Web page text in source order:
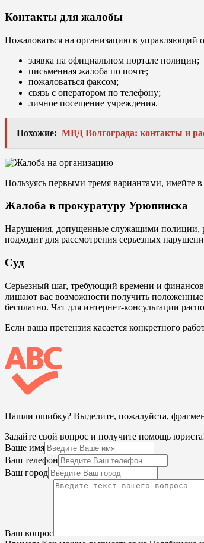
Контакты для жалобы
Пожаловаться на организацию в управляющий
заявка на официальном портале полиции;
письменная жалоба по почте;
пожаловаться факсом;
связь с оператором по телефону;
личное посещение учреждения.
Похожие: МВД Волгограда: контакты и
Пользуясь первыми тремя вариантами, имейте
Жалоба в прокуратуру Урюпинска
Нарушения, допущенные служащими полиции,
подходит для рассмотрения серьезных
Суд
Серьезный шаг, требующий времени и
лишают вас возможности получить положенные
бесплатно. Чат для интернет-консультации
Если ваша претензия касается конкретного
Нашли ошибку? Выделите, пожалуйста,
Задайте свой вопрос и получите помощь
Ваше имя
Ваш телефон
Ваш город
Ваш вопрос